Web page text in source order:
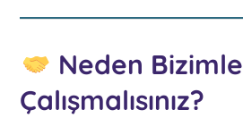
Neden Bizimle
Çalışmalısınız?